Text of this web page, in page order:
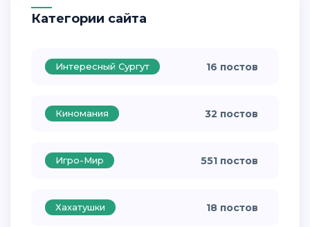
Категории сайта
Интересный Сургут 16 постов
Киномания 32 постов
Игро-Мир 551 постов
Хахатушки 18 постов